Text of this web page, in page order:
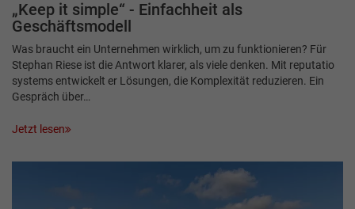
„Keep it simple“ - Einfachheit als
Geschäftsmodell
Was braucht ein Unternehmen wirklich, um zu funktionieren? Für
Stephan Riese ist die Antwort klarer, als viele denken. Mit reputatio
systems entwickelt er Lösungen, die Komplexität reduzieren. Ein
Gespräch über…
Jetzt lesen